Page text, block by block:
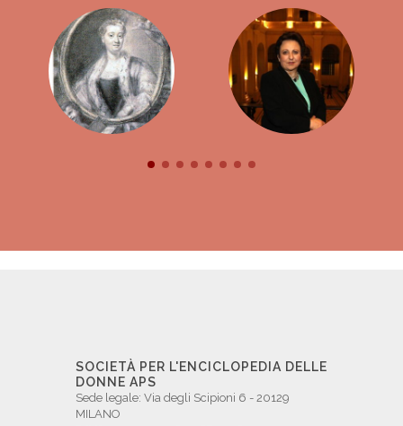
SOCIETÀ PER L'ENCICLOPEDIA DELLE
DONNE APS
Sede legale: Via degli Scipioni 6 - 20129
MILANO